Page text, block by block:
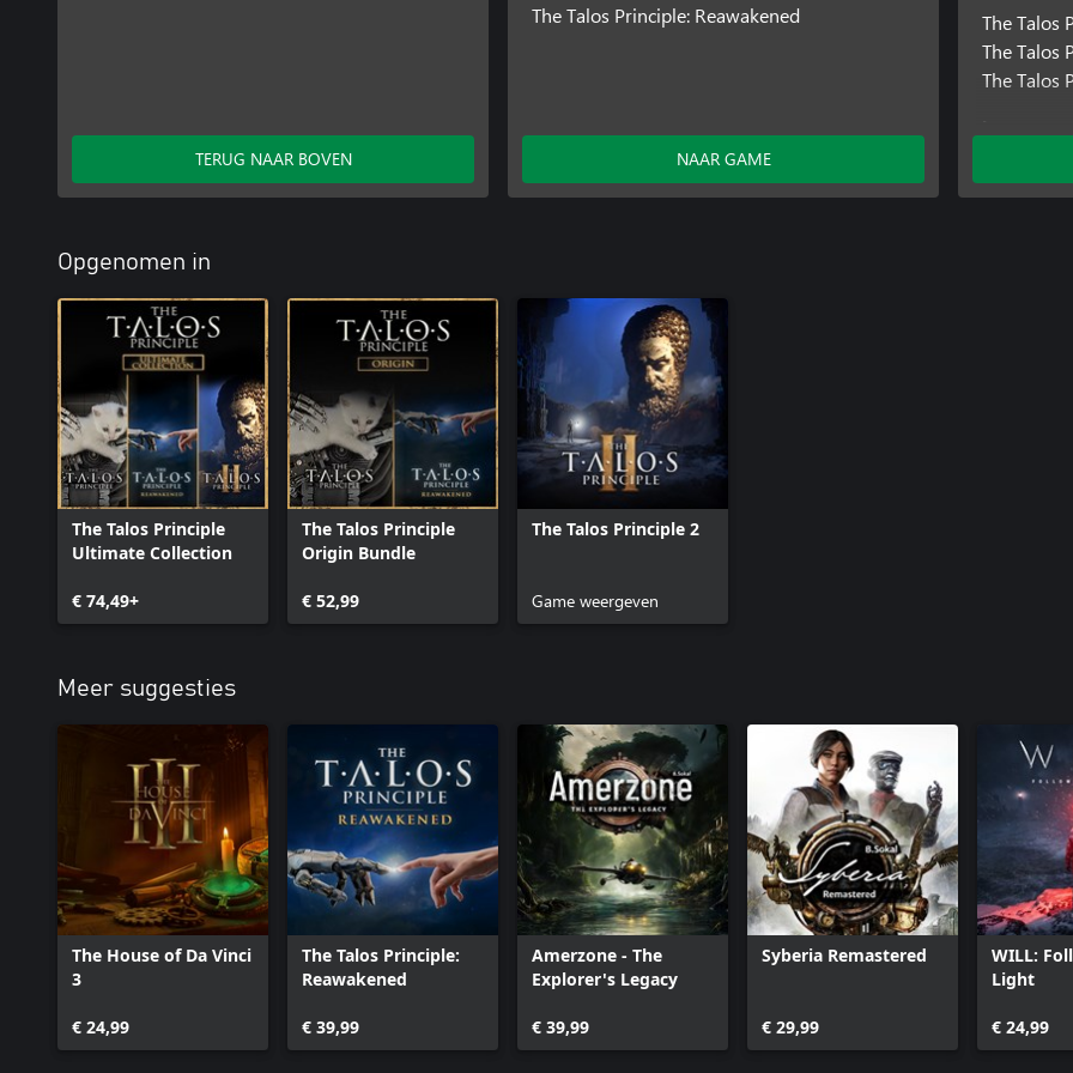
TERUG NAAR BOVEN
The Talos Principle: Reawakened
NAAR GAME
The Talos
The Talos
The Talos
The
Opgenomen in
The Talos Principle
Ultimate Collection
€ 74,49+
The Talos Principle
Origin Bundle
€ 52,99
The Talos Principle 2
Game weergeven
Meer suggesties
The House of Da Vinci
3
€ 24,99
The Talos Principle:
Reawakened
€ 39,99
Amerzone - The
Explorer's Legacy
€ 39,99
Syberia Remastered
€ 29,99
WILL:
Light
€ 24,99